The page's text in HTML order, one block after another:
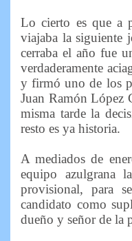
Lo cierto es que a
viajaba la siguiente
cerraba el año fue
verdaderamente
y firmó uno de los
Juan Ramón López
misma tarde la
resto es ya historia.
A mediados de
equipo azulgrana
provisional, para
candidato como
dueño y señor de la